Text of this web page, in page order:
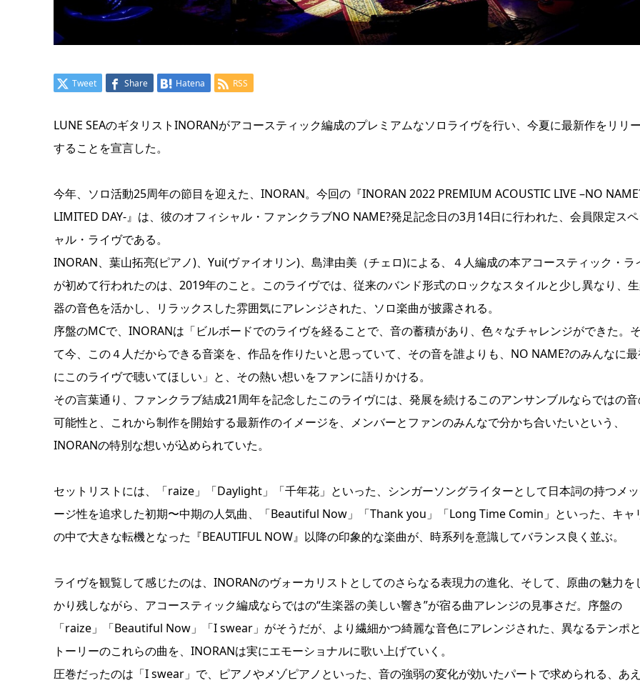
Tweet Share Hatena RSS
LUNE SEAのギタリストINORANがアコースティック編成のプレミアムなソロライヴを行い、今夏に最新作をリリ
することを宣言した。
今年、ソロ活動25周年の節目を迎えた、INORAN。今回の『INORAN 2022 PREMIUM ACOUSTIC LIVE –NO
LIMITED DAY-』は、彼のオフィシャル・ファンクラブNO NAME?発足記念日の3月14日に行われた、会員限定ス
ャル・ライヴである。
INORAN、葉山拓亮(ピアノ)、Yui(ヴァイオリン)、島津由美（チェロ)による、４人編成の本アコースティック・ラ
が初めて行われたのは、2019年のこと。このライヴでは、従来のバンド形式のロックなスタイルと少し異なり、
器の音色を活かし、リラックスした雰囲気にアレンジされた、ソロ楽曲が披露される。
序盤のMCで、INORANは「ビルボードでのライヴを経ることで、音の蓄積があり、色々なチャレンジができた。
て今、この４人だからできる音楽を、作品を作りたいと思っていて、その音を誰よりも、NO NAME?のみんなに最
にこのライヴで聴いてほしい」と、その熱い想いをファンに語りかける。
その言葉通り、ファンクラブ結成21周年を記念したこのライヴには、発展を続けるこのアンサンブルならではの
可能性と、これから制作を開始する最新作のイメージを、メンバーとファンのみんなで分かち合いたいという、
INORANの特別な想いが込められていた。
セットリストには、「raize」「Daylight」「千年花」といった、シンガーソングライターとして日本詞の持つメ
ージ性を追求した初期〜中期の人気曲、「Beautiful Now」「Thank you」「Long Time Comin」といった、キャ
の中で大きな転機となった『BEAUTIFUL NOW』以降の印象的な楽曲が、時系列を意識してバランス良く並ぶ。
ライヴを観覧して感じたのは、INORANのヴォーカリストとしてのさらなる表現力の進化、そして、原曲の魅力を
かり残しながら、アコースティック編成ならではの“生楽器の美しい響き”が宿る曲アレンジの見事さだ。序盤の
「raize」「Beautiful Now」「I swear」がそうだが、より繊細かつ綺麗な音色にアレンジされた、異なるテンポ
トーリーのこれらの曲を、INORANは実にエモーショナルに歌い上げていく。
圧巻だったのは「I swear」で、ピアノやメゾピアノといった、音の強弱の変化が効いたパートで求められる、あ